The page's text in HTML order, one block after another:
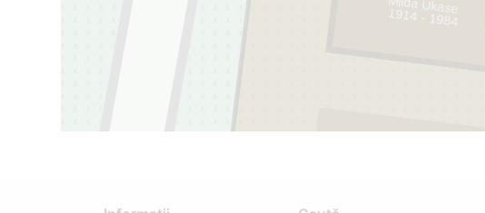
Milda Ukase
1914 - 1984